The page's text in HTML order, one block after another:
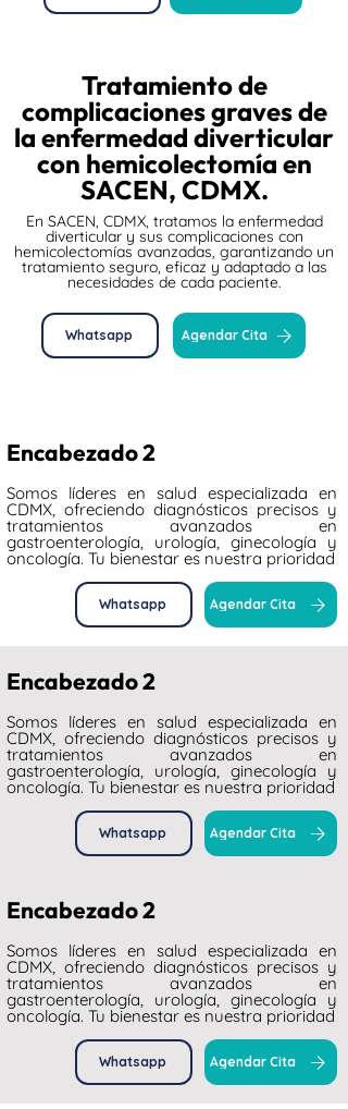
Tratamiento de
complicaciones graves de
la enfermedad diverticular
con hemicolectomía en
SACEN, CDMX.
En SACEN, CDMX, tratamos la enfermedad
diverticular y sus complicaciones con
hemicolectomías avanzadas, garantizando un
tratamiento seguro, eficaz y adaptado a las
necesidades de cada paciente.
Whatsapp Agendar Cita
Encabezado 2
Somos líderes en salud especializada en
CDMX, ofreciendo diagnósticos precisos y
tratamientos avanzados en
gastroenterología, urología, ginecología y
oncología. Tu bienestar es nuestra prioridad
Whatsapp Agendar Cita
Encabezado 2
Somos líderes en salud especializada en
CDMX, ofreciendo diagnósticos precisos y
tratamientos avanzados en
gastroenterología, urología, ginecología y
oncología. Tu bienestar es nuestra prioridad
Whatsapp Agendar Cita
Encabezado 2
Somos líderes en salud especializada en
CDMX, ofreciendo diagnósticos precisos y
tratamientos avanzados en
gastroenterología, urología, ginecología y
oncología. Tu bienestar es nuestra prioridad
Whatsapp Agendar Cita